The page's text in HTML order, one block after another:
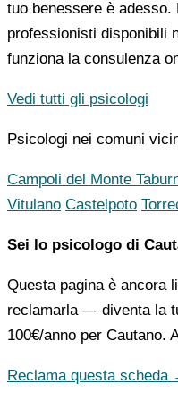
tuo benessere è adesso.
professionisti disponibili
funziona la consulenza
Vedi tutti gli psicologi
Psicologi nei comuni
Campoli del Monte
Vitulano Castelpoto
Sei lo psicologo di
Questa pagina è ancora
reclamarla — diventa la
100€/anno per Cautano.
Reclama questa scheda